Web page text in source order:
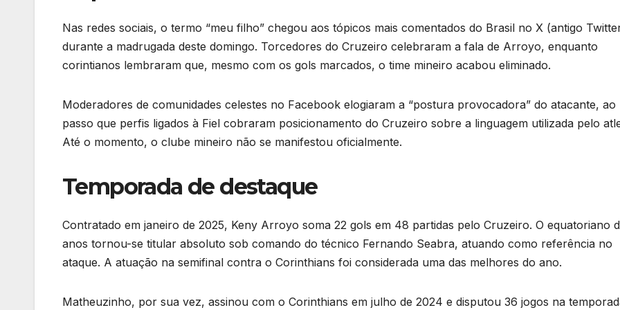
Nas redes sociais, o termo “meu filho” chegou aos tópicos mais comentados do Brasil no X (antigo
durante a madrugada deste domingo. Torcedores do Cruzeiro celebraram a fala de Arroyo, enquanto
corintianos lembraram que, mesmo com os gols marcados, o time mineiro acabou eliminado.
Moderadores de comunidades celestes no Facebook elogiaram a “postura provocadora” do atacante, ao
passo que perfis ligados à Fiel cobraram posicionamento do Cruzeiro sobre a linguagem utilizada pelo
Até o momento, o clube mineiro não se manifestou oficialmente.
Temporada de destaque
Contratado em janeiro de 2025, Keny Arroyo soma 22 gols em 48 partidas pelo Cruzeiro. O equatoriano
anos tornou-se titular absoluto sob comando do técnico Fernando Seabra, atuando como referência no
ataque. A atuação na semifinal contra o Corinthians foi considerada uma das melhores do ano.
Matheuzinho, por sua vez, assinou com o Corinthians em julho de 2024 e disputou 36 jogos na